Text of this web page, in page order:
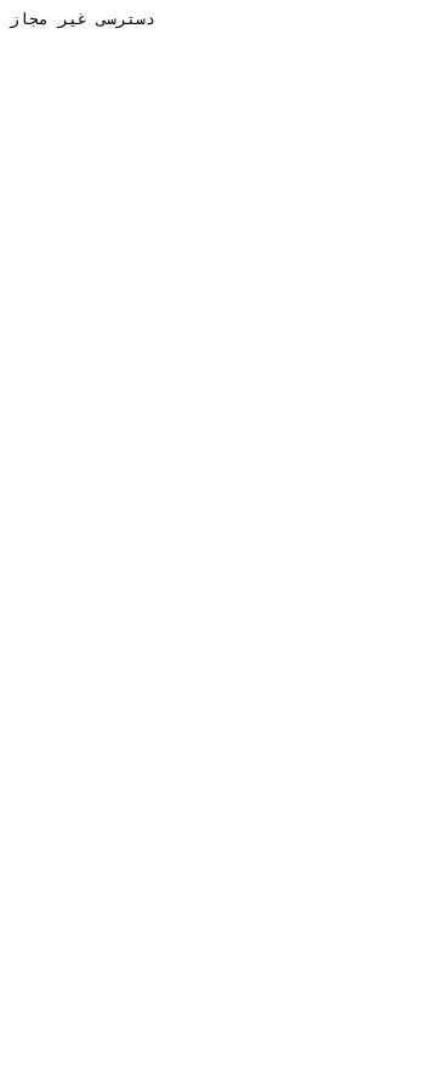
دسترسی غیر مجاز